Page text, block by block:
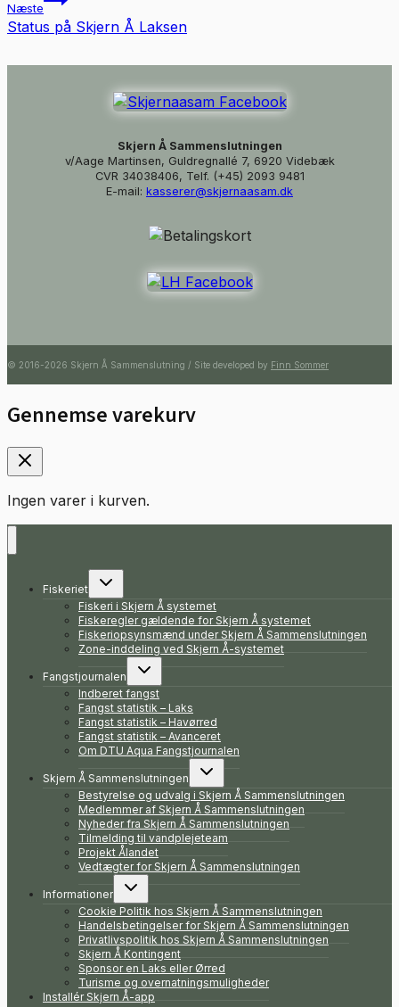
Næste
Status på Skjern Å Laksen
Skjern Å Sammenslutningen
v/Aage Martinsen, Guldregnallé 7, 6920 Videbæk
CVR 34038406, Telf. (+45) 2093 9481
E-mail: kasserer@skjernaasam.dk
© 2016-2026 Skjern Å Sammenslutning / Site developed by Finn Sommer
Gennemse varekurv
Ingen varer i kurven.
Fiskeriet
Skift
undermenu
Fiskeri i Skjern Å systemet
Fiskeregler gældende for Skjern Å systemet
Fiskeriopsynsmænd under Skjern Å Sammenslutningen
Zone-inddeling ved Skjern Å-systemet
Fangstjournalen
Skift
undermenu
Indberet fangst
Fangst statistik – Laks
Fangst statistik – Havørred
Fangst statistik – Avanceret
Om DTU Aqua Fangstjournalen
Skjern Å Sammenslutningen
Skift
undermenu
Bestyrelse og udvalg i Skjern Å Sammenslutningen
Medlemmer af Skjern Å Sammenslutningen
Nyheder fra Skjern Å Sammenslutningen
Tilmelding til vandplejeteam
Projekt Ålandet
Vedtægter for Skjern Å Sammenslutningen
Informationer
Skift
undermenu
Cookie Politik hos Skjern Å Sammenslutningen
Handelsbetingelser for Skjern Å Sammenslutningen
Privatlivspolitik hos Skjern Å Sammenslutningen
Skjern Å Kontingent
Sponsor en Laks eller Ørred
Turisme og overnatningsmuligheder
Installér Skjern Å-app